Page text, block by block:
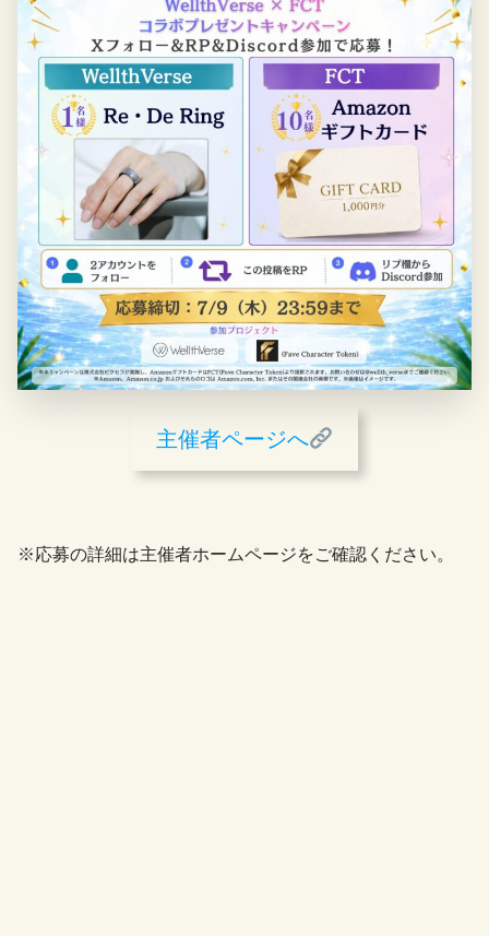
主催者ページへ
※応募の詳細は主催者ホームページをご確認ください。